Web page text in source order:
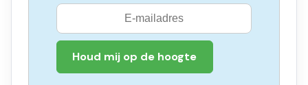
Houd mij op de hoogte